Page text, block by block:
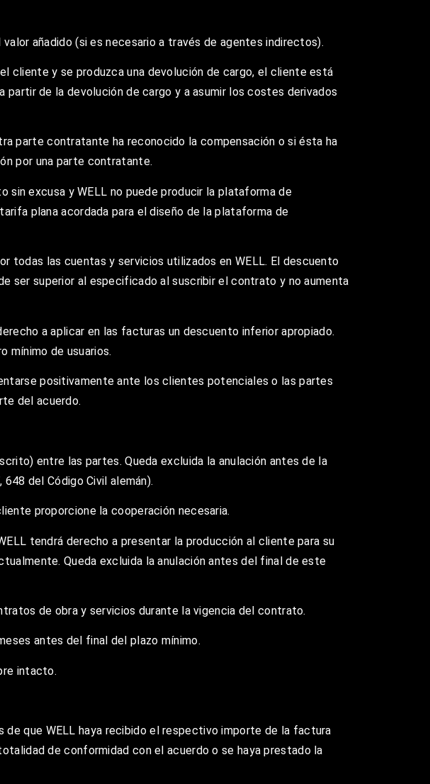
añadido (si es necesario a través de agentes indirectos).
cliente y se produzca una devolución de cargo, el cliente está
de la devolución de cargo y a asumir los costes derivados
parte contratante ha reconocido la compensación o si ésta ha
por una parte contratante.
excusa y WELL no puede producir la plataforma de
plana acordada para el diseño de la plataforma de
todas las cuentas y servicios utilizados en WELL. El descuento
ser superior al especificado al suscribir el contrato y no aumenta
a aplicar en las facturas un descuento inferior apropiado.
mínimo de usuarios.
positivamente ante los clientes potenciales o las partes
del acuerdo.
entre las partes. Queda excluida la anulación antes de la
del Código Civil alemán).
proporcione la cooperación necesaria.
tendrá derecho a presentar la producción al cliente para su
Queda excluida la anulación antes del final de este
de obra y servicios durante la vigencia del contrato.
antes del final del plazo mínimo.
intacto.
de que WELL haya recibido el respectivo importe de la factura
de conformidad con el acuerdo o se haya prestado la